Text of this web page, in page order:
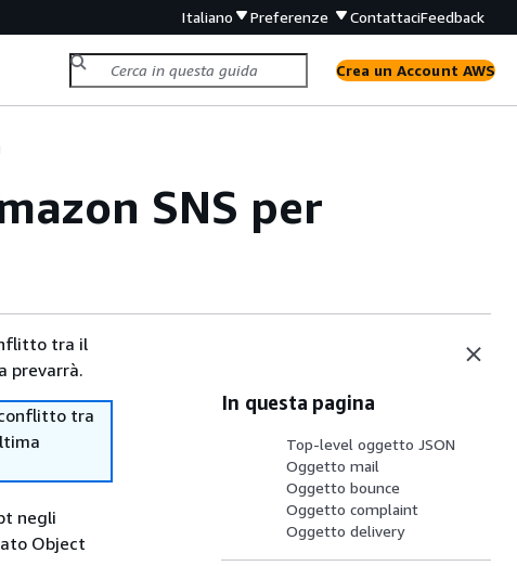
Italiano Preferenze ContattaciFeedback
Crea un Account AWS
SNS per
tra il
prevarrà.
tra
negli
Object
In questa pagina
Top-level oggetto JSON
Oggetto mail
Oggetto bounce
Oggetto complaint
Oggetto delivery